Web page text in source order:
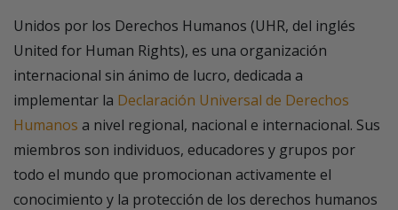
Unidos por los Derechos Humanos (UHR, del inglés
United for Human Rights), es una organización
internacional sin ánimo de lucro, dedicada a
implementar la Declaración Universal de Derechos
Humanos a nivel regional, nacional e internacional. Sus
miembros son individuos, educadores y grupos por
todo el mundo que promocionan activamente el
conocimiento y la protección de los derechos humanos